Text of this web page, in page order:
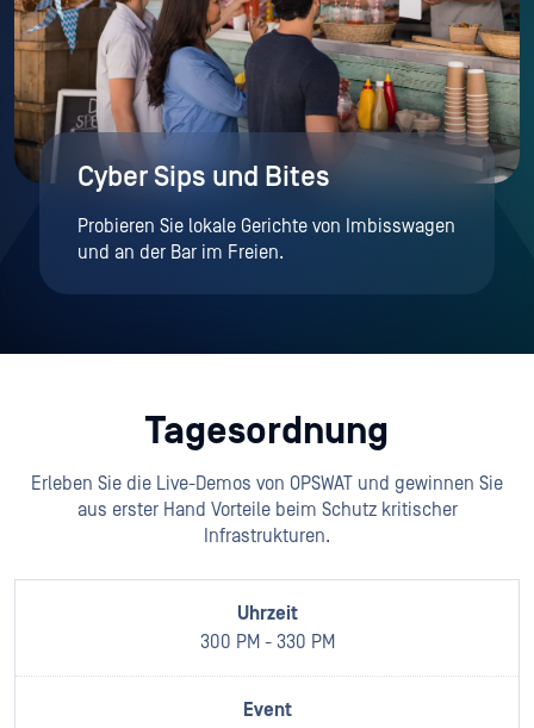
Cyber Sips und Bites
Probieren Sie lokale Gerichte von Imbisswagen
und an der Bar im Freien.
Tagesordnung
Erleben Sie die Live-Demos von OPSWAT und gewinnen Sie
aus erster Hand Vorteile beim Schutz kritischer
Infrastrukturen.
300 PM - 330 PM